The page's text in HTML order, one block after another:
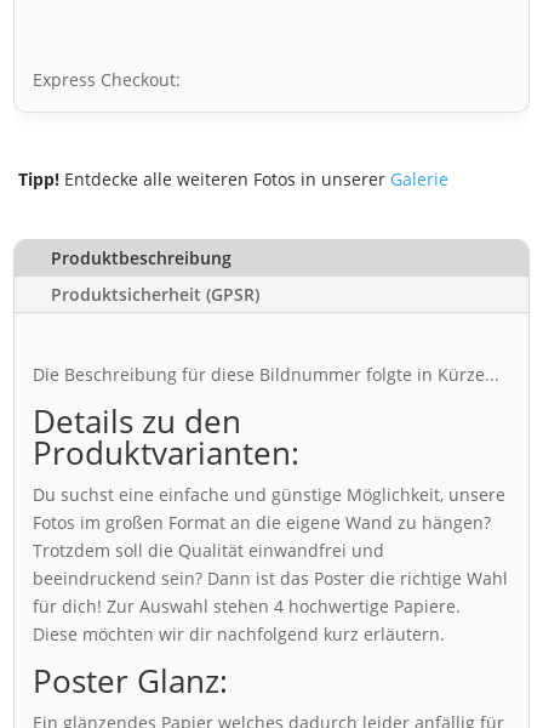
Express Checkout:
Tipp! Entdecke alle weiteren Fotos in unserer Galerie
Produktbeschreibung
Produktsicherheit (GPSR)
Die Beschreibung für diese Bildnummer folgte in Kürze...
Details zu den
Produktvarianten:
Du suchst eine einfache und günstige Möglichkeit, unsere
Fotos im großen Format an die eigene Wand zu hängen?
Trotzdem soll die Qualität einwandfrei und
beeindruckend sein? Dann ist das Poster die richtige Wahl
für dich! Zur Auswahl stehen 4 hochwertige Papiere.
Diese möchten wir dir nachfolgend kurz erläutern.
Poster Glanz:
Ein glänzendes Papier welches dadurch leider anfällig für